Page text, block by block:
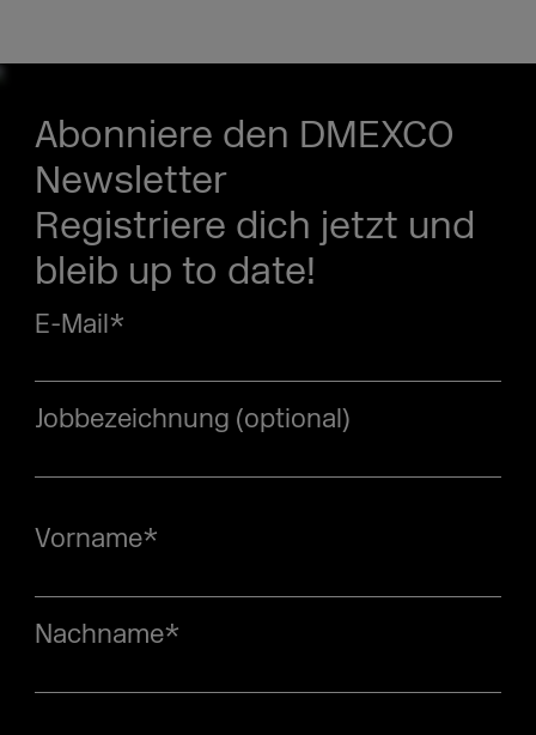
Abonniere den DMEXCO
Newsletter
Registriere dich jetzt und
bleib up to date!
E-Mail*
Jobbezeichnung (optional)
Vorname*
Nachname*